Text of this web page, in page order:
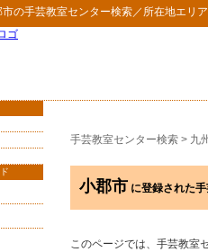
市の手芸教室センター検索／所在地エリ
手芸教室センター検索 > 九
小郡市 に登録された
このページでは、手芸教室